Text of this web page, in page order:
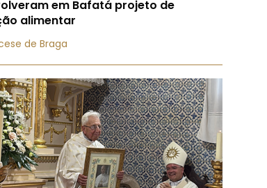
em Bafatá projeto de
alimentar
de Braga